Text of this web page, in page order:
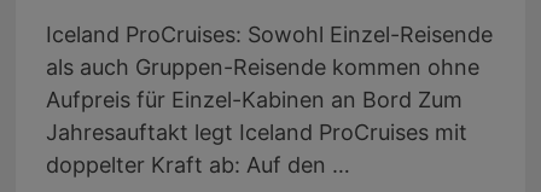
Iceland ProCruises: Sowohl Einzel-Reisende
als auch Gruppen-Reisende kommen ohne
Aufpreis für Einzel-Kabinen an Bord Zum
Jahresauftakt legt Iceland ProCruises mit
doppelter Kraft ab: Auf den …